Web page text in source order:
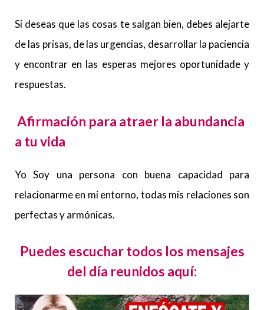
Si deseas que las cosas te salgan bien, debes alejarte
de las prisas, de las urgencias, desarrollar la paciencia
y encontrar en las esperas mejores oportunidade y
respuestas.
Afirmación para atraer la abundancia
a tu vida
Yo Soy una persona con buena capacidad para
relacionarme en mi entorno, todas mis relaciones son
perfectas y armónicas.
Puedes escuchar todos los mensajes
del día reunidos aquí: